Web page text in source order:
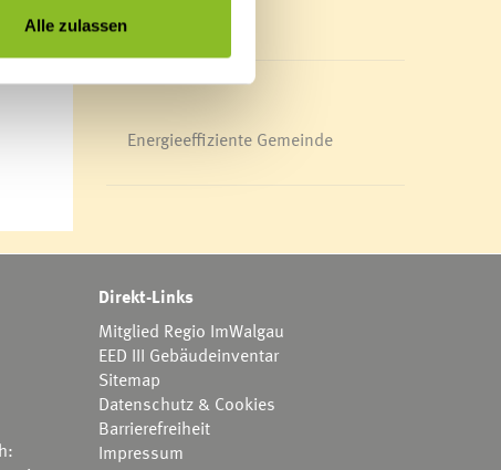
Alle zulassen
Energieeffiziente Gemeinde
Direkt-Links
Mitglied Regio ImWalgau
EED III Gebäudeinventar
Sitemap
Datenschutz & Cookies
Barrierefreiheit
Impressum